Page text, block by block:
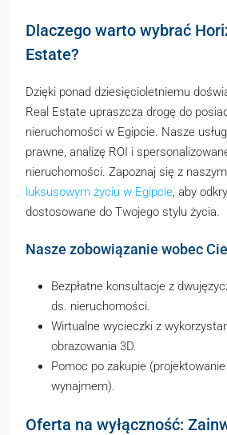
Dlaczego warto wybrać
Estate?
Dzięki ponad dziesięcioletniemu
Real Estate upraszcza drogę do
nieruchomości w Egipcie. Nasze
prawne, analizę ROI i
nieruchomości. Zapoznaj się z
luksusowym życiu w Egipcie , aby
dostosowane do Twojego stylu życia.
Nasze zobowiązanie wobec
Bezpłatne konsultacje z
ds. nieruchomości.
Wirtualne wycieczki z
obrazowania 3D.
Pomoc po zakupie
wynajmem).
Oferta na wyłączność: